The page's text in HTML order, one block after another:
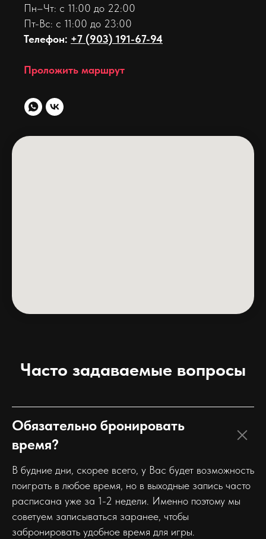
Пн–Чт: с 11:00 до 22:00
Пт-Вс: с 11:00 до 23:00
Телефон: +7 (903) 191-67-94
Проложить маршрут
Часто задаваемые вопросы
Обязательно бронировать
время?
В будние дни, скорее всего, у Вас будет возможность
поиграть в любое время, но в выходные запись часто
расписана уже за 1-2 недели. Именно поэтому мы
советуем записываться заранее, чтобы
забронировать удобное время для игры.